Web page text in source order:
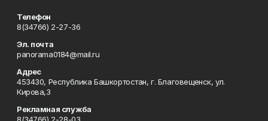
Телефон
8(34766) 2-27-36
Эл. почта
panorama0184@mail.ru
Адрес
453430, Республика Башкортостан, г. Благовещенск, ул.
Кирова,3
Рекламная служба